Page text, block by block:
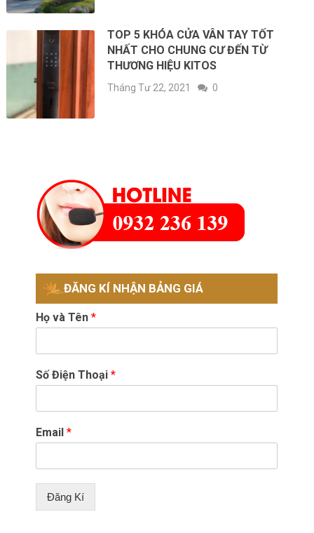
TOP 5 KHÓA CỬA VÂN TAY TỐT
NHẤT CHO CHUNG CƯ ĐẾN TỪ
THƯƠNG HIỆU KITOS
Tháng Tư 22, 2021 0
ĐĂNG KÍ NHẬN BẢNG GIÁ
Họ và Tên*
Số Điện Thoại*
Email*
Đăng Kí